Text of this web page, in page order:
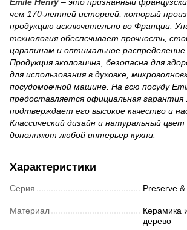
чем 170-летней историей, который
продукцию исключительно во Франции.
технология обеспечивает прочность,
царапинам и оптимальное распределение
Продукция экологична, безопасна для
для использования в духовке,
посудомоечной машине. На всю посуду
предоставляется официальная
подтверждает его высокое качество и
Классический дизайн и натуральный
дополняют любой интерьер кухни.
Характеристики
Серия Preserve
Материал
Керамика
дерево